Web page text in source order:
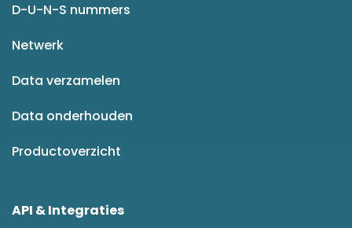
D-U-N-S nummers
Netwerk
Data verzamelen
Data onderhouden
Productoverzicht
API & Integraties